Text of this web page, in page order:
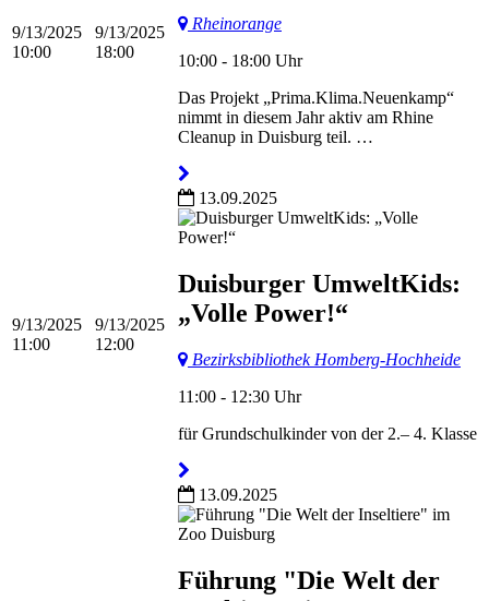
9/13/2025
10:00
9/13/2025
18:00
Rheinorange
10:00 - 18:00 Uhr
Das Projekt „Prima.Klima.Neuenkamp“
nimmt in diesem Jahr aktiv am Rhine
Cleanup in Duisburg teil. …
9/13/2025
11:00
9/13/2025
12:00
13.09.2025
Duisburger UmweltKids:
„Volle Power!“
Bezirksbibliothek Homberg-Hochheide
11:00 - 12:30 Uhr
​für Grundschulkinder von der 2.– 4. Klasse
13.09.2025
Führung "Die Welt der